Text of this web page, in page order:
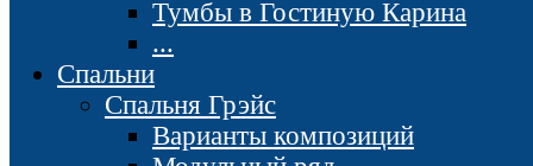
Тумбы в Гостиную Карина
...
Спальни
Спальня Грэйс
Варианты композиций